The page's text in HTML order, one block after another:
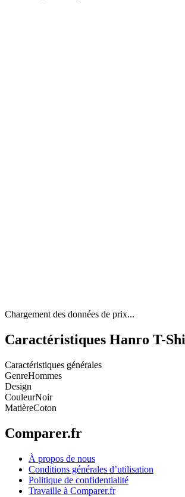
Chargement des données de prix...
Caractéristiques Hanro T-
Caractéristiques générales
GenreHommes
Design
CouleurNoir
MatièreCoton
Comparer.fr
À propos de nous
Conditions générales d’utilisation
Politique de confidentialité
Travaille à Comparer.fr